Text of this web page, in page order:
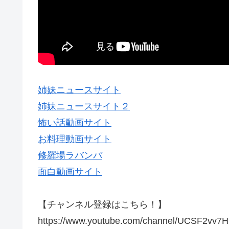
姉妹ニュースサイト
姉妹ニュースサイト２
怖い話動画サイト
お料理動画サイト
修羅場ラバンバ
面白動画サイト
【チャンネル登録はこちら！】
https://www.youtube.com/channel/